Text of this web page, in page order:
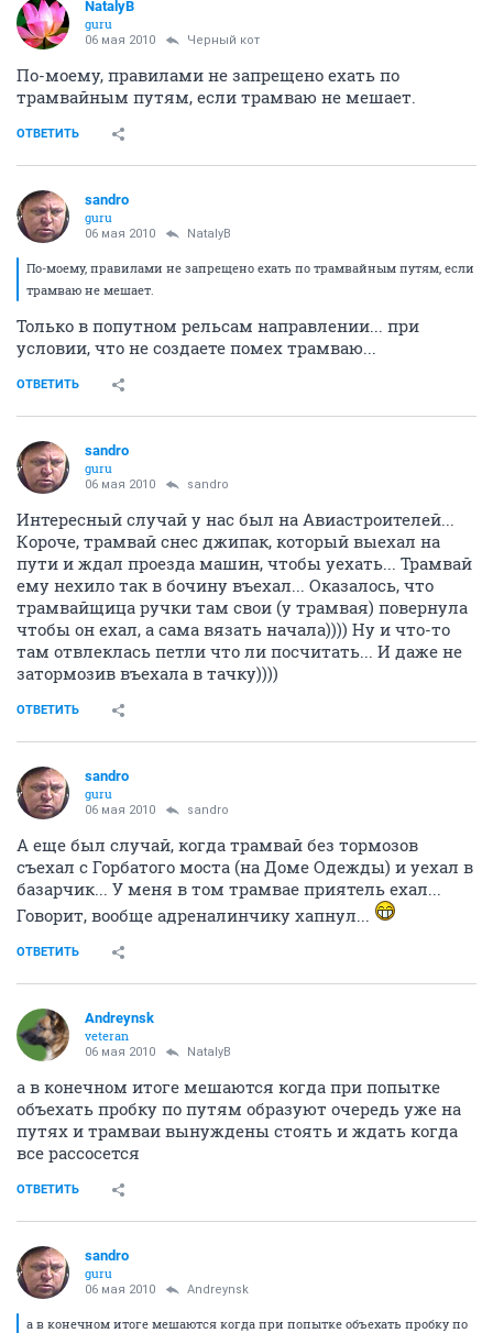
NatalyB
guru
06 мая 2010 Черный кот
По-моему, правилами не запрещено ехать по
трамвайным путям, если трамваю не мешает.
ОТВЕТИТЬ
sandro
guru
06 мая 2010 NatalyB
По-моему, правилами не запрещено ехать по трамвайным путям, если
трамваю не мешает.
Только в попутном рельсам направлении... при
условии, что не создаете помех трамваю...
ОТВЕТИТЬ
sandro
guru
06 мая 2010 sandro
Интересный случай у нас был на Авиастроителей...
Короче, трамвай снес джипак, который выехал на
пути и ждал проезда машин, чтобы уехать... Трамвай
ему нехило так в бочину въехал... Оказалось, что
трамвайщица ручки там свои (у трамвая) повернула
чтобы он ехал, а сама вязать начала)))) Ну и что-то
там отвлеклась петли что ли посчитать... И даже не
затормозив въехала в тачку))))
ОТВЕТИТЬ
sandro
guru
06 мая 2010 sandro
А еще был случай, когда трамвай без тормозов
съехал с Горбатого моста (на Доме Одежды) и уехал в
базарчик... У меня в том трамвае приятель ехал...
Говорит, вообще адреналинчику хапнул...
ОТВЕТИТЬ
Andreynsk
veteran
06 мая 2010 NatalyB
а в конечном итоге мешаются когда при попытке
объехать пробку по путям образуют очередь уже на
путях и трамваи вынуждены стоять и ждать когда
все рассосется
ОТВЕТИТЬ
sandro
guru
06 мая 2010 Andreynsk
а в конечном итоге мешаются когда при попытке объехать пробку по